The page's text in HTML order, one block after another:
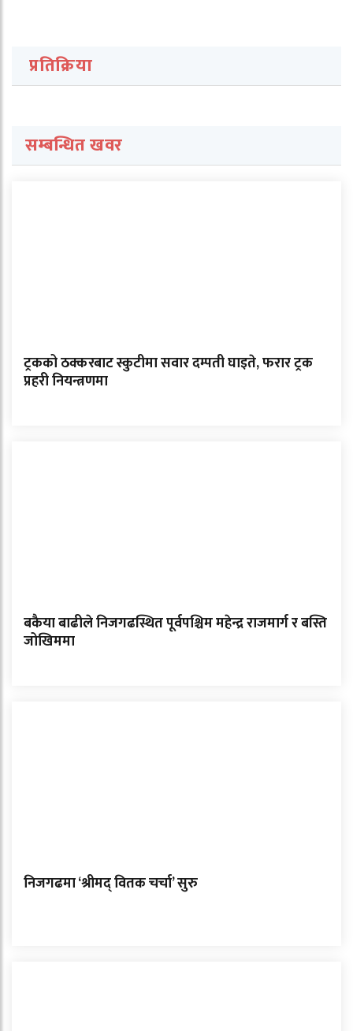
प्रतिक्रिया
सम्बन्धित खवर
ट्रकको ठक्करबाट स्कुटीमा सवार दम्पती घाइते, फरार ट्रक
प्रहरी नियन्त्रणमा
बकैया बाढीले निजगढस्थित पूर्वपश्चिम महेन्द्र राजमार्ग र बस्ति
जोखिममा
निजगढमा ‘श्रीमद् वितक चर्चा’ सुरु